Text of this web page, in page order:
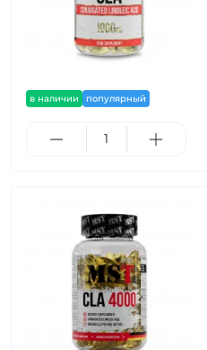
в наличии популярный